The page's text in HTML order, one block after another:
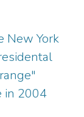
з
У цьому
відмови від
типу
добі
до
New York
in 2004